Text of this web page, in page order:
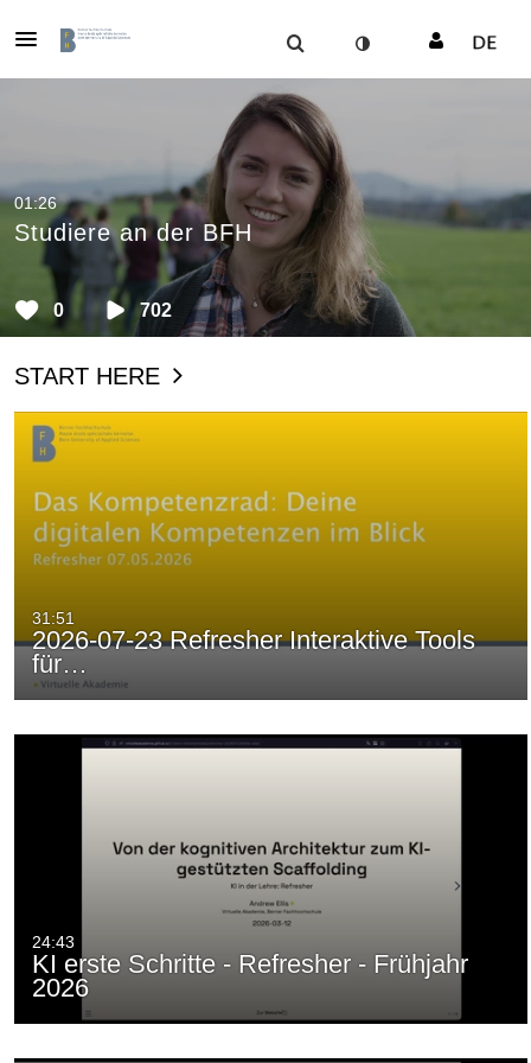
0 702
01:26
Studiere an der BFH
START HERE
31:51
2026-07-23 Refresher Interaktive Tools
für…
24:43
KI erste Schritte - Refresher - Frühjahr
2026